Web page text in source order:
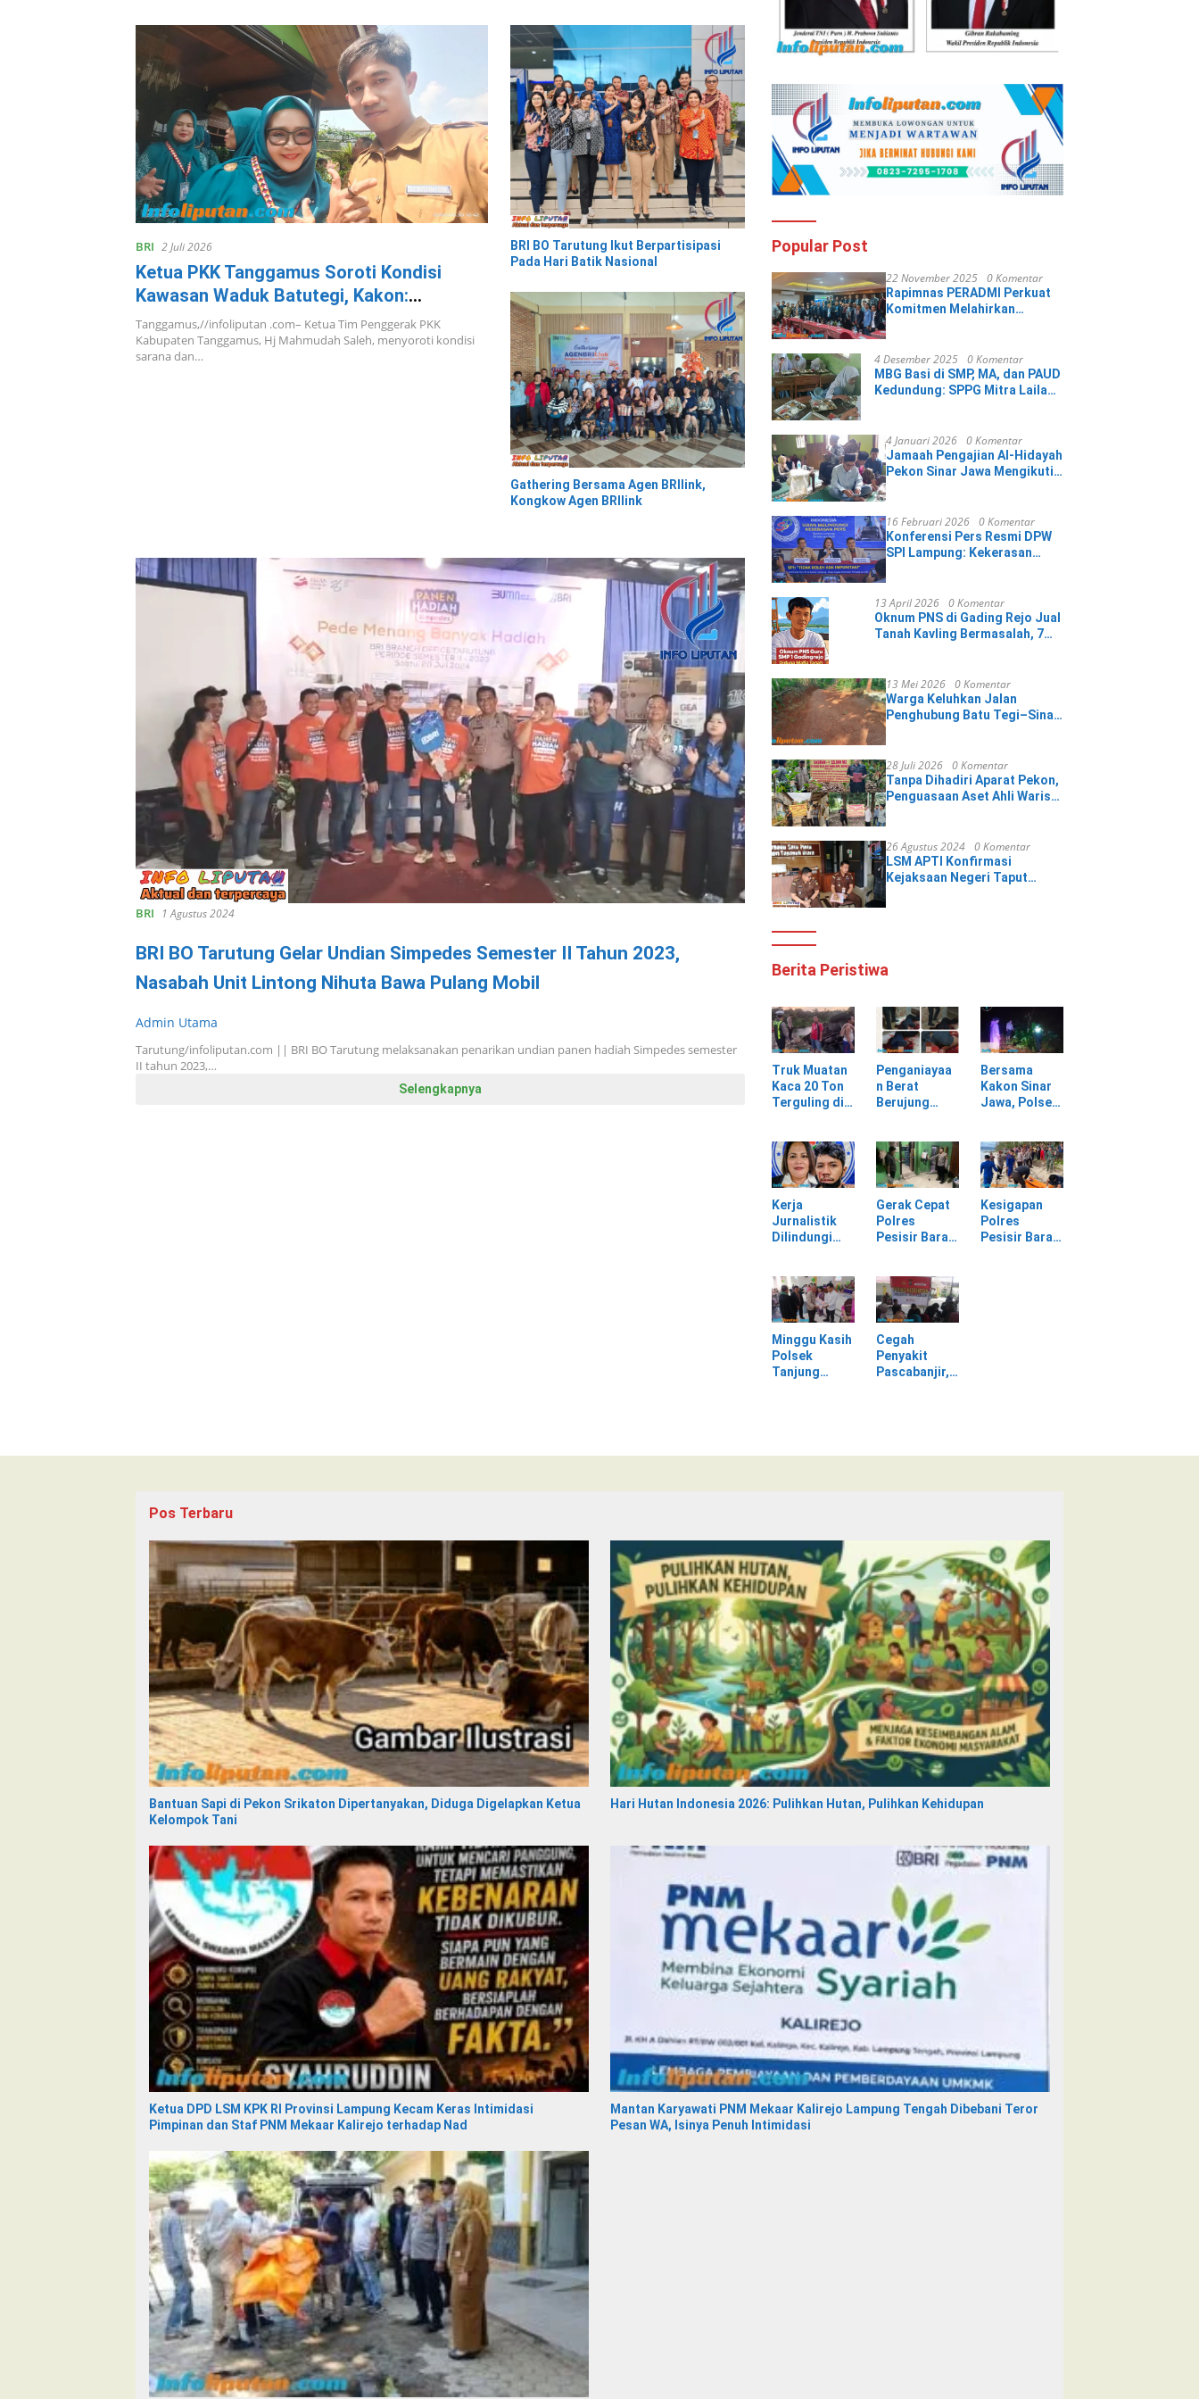
BRI 2 Juli 2026
Ketua PKK Tanggamus Soroti Kondisi
Kawasan Waduk Batutegi, Kakon:
Pengelolaannya Kewenangan Provinsi
Tanggamus,//infoliputan .com– Ketua Tim Penggerak PKK
Kabupaten Tanggamus, Hj Mahmudah Saleh, menyoroti kondisi
sarana dan…
BRI BO Tarutung Ikut Berpartisipasi
Pada Hari Batik Nasional
Gathering Bersama Agen BRIlink,
Kongkow Agen BRIlink
BRI 1 Agustus 2024
BRI BO Tarutung Gelar Undian Simpedes Semester II Tahun 2023,
Nasabah Unit Lintong Nihuta Bawa Pulang Mobil
Admin Utama
Tarutung/infoliputan.com || BRI BO Tarutung melaksanakan penarikan undian panen hadiah Simpedes semester
II tahun 2023,…
Selengkapnya
Popular Post
22 November 2025 0 Komentar
Rapimnas PERADMI Perkuat
Komitmen Melahirkan
4 Desember 2025 0 Komentar
MBG Basi di SMP, MA, dan PAUD
Kedundung: SPPG Mitra Laila
4 Januari 2026 0 Komentar
Jamaah Pengajian Al-Hidayah
Pekon Sinar Jawa Mengikuti
16 Februari 2026 0 Komentar
Konferensi Pers Resmi DPW
SPI Lampung: Kekerasan
terhadap Demokrasi
13 April 2026 0 Komentar
Oknum PNS di Gading Rejo Jual
Tanah Kavling Bermasalah, 7
13 Mei 2026 0 Komentar
Warga Keluhkan Jalan
Penghubung Batu Tegi–Sinar
28 Juli 2026 0 Komentar
Tanpa Dihadiri Aparat Pekon,
Penguasaan Aset Ahli Waris
26 Agustus 2024 0 Komentar
LSM APTI Konfirmasi
Kejaksaan Negeri Taput
Berita Peristiwa
Truk Muatan
Kaca 20 Ton
Terguling di
Kali
Bambang,
Pesisir Barat
Penganiayaa
n Berat
Berujung
Lingga Tewas
di Rumah
Sendiri
Bersama
Kakon Sinar
Jawa, Polsek
Gerak Cepat
Evakuasi
Material
Longsor
Kerja
Jurnalistik
Dilindungi
Kekerasan di
Kawasan PT
IMIP
Gerak Cepat
Polres
Pesisir Barat
Kekerasan
Dalam Rumah
Tangga di
Pasar Kota
Krui
Kesigapan
Polres
Pesisir Barat
Minggu Kasih
Polsek
Tanjung
Cegah
Penyakit
Pascabanjir,
Pos Terbaru
Bantuan Sapi di Pekon Srikaton Dipertanyakan, Diduga Digelapkan Ketua
Kelompok Tani
Hari Hutan Indonesia 2026: Pulihkan Hutan, Pulihkan Kehidupan
Ketua DPD LSM KPK RI Provinsi Lampung Kecam Keras Intimidasi
Pimpinan dan Staf PNM Mekaar Kalirejo terhadap Nad
Mantan Karyawati PNM Mekaar Kalirejo Lampung Tengah Dibebani Teror
Pesan WA, Isinya Penuh Intimidasi